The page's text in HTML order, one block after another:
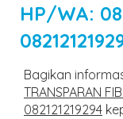
HP/WA:
Bagikan
TRANSPARAN
082121219294